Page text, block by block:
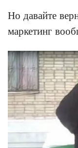
Но давайте
маркетинг